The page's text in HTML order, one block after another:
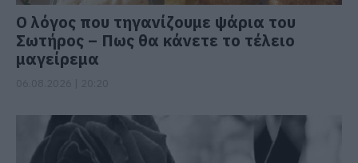
Ο λόγος που τηγανίζουμε ψάρια του
Σωτήρος – Πως θα κάνετε το τέλειο
μαγείρεμα